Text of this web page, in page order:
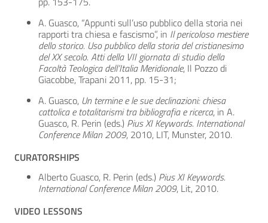
A. Guasco, “Appunti sull’uso pubblico della storia nei
rapporti tra chiesa e fascismo”, in Il pericoloso mestiere
dello storico. Uso pubblico della storia del cristianesimo
del XX secolo. Atti della VII giornata di studio della
Facoltà Teologica dell’Italia Meridionale, Il Pozzo di
Giacobbe, Trapani 2011, pp. 15-31;
A. Guasco, Un termine e le sue declinazioni: chiesa
cattolica e totalitarismi tra bibliografia e ricerca, in A.
Guasco, R. Perin (eds.) Pius XI Keywords. International
Conference Milan 2009, 2010, LIT, Munster, 2010.
CURATORSHIPS
Alberto Guasco, R. Perin (eds.) Pius XI Keywords.
International Conference Milan 2009, Lit, 2010.
VIDEO LESSONS